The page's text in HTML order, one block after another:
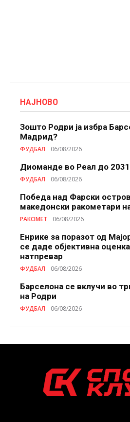
НАЈНОВО
Зошто Родри ја избра
Мадрид?
ФУДБАЛ 06/08/2026
Диоманде во Реал до
ФУДБАЛ 06/08/2026
Победа над Фарски
македонски ракометари
РАКОМЕТ 06/08/2026
Енрике за поразот од
се даде објективна оценка
натпревар
ФУДБАЛ 06/08/2026
Барселона се вклучи во
на Родри
ФУДБАЛ 06/08/2026